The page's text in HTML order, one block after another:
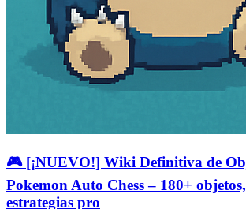
🎮 [¡NUEVO!] Wiki Definitiva de
Pokemon Auto Chess – 180+
estrategias pro